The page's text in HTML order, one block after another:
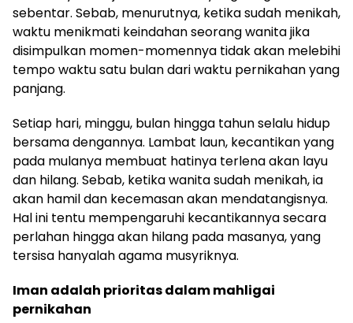
sebentar. Sebab, menurutnya, ketika sudah menikah,
waktu menikmati keindahan seorang wanita jika
disimpulkan momen-momennya tidak akan melebihi
tempo waktu satu bulan dari waktu pernikahan yang
panjang.
Setiap hari, minggu, bulan hingga tahun selalu hidup
bersama dengannya. Lambat laun, kecantikan yang
pada mulanya membuat hatinya terlena akan layu
dan hilang. Sebab, ketika wanita sudah menikah, ia
akan hamil dan kecemasan akan mendatangisnya.
Hal ini tentu mempengaruhi kecantikannya secara
perlahan hingga akan hilang pada masanya, yang
tersisa hanyalah agama musyriknya.
Iman adalah prioritas dalam mahligai
pernikahan